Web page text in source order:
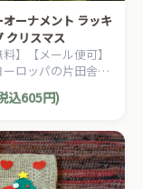
オーナメント ラッキ
クリスマス
料】【メール便可】
ーロッパの片田舎の
落ち着いた雰囲気の
を演出する、ヨー
スマスオーナメン
込605円)